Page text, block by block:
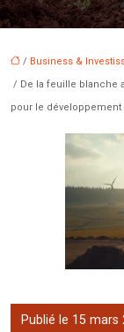
/ Business &
/ De la feuille blanche
pour le
Publié le 15 mars